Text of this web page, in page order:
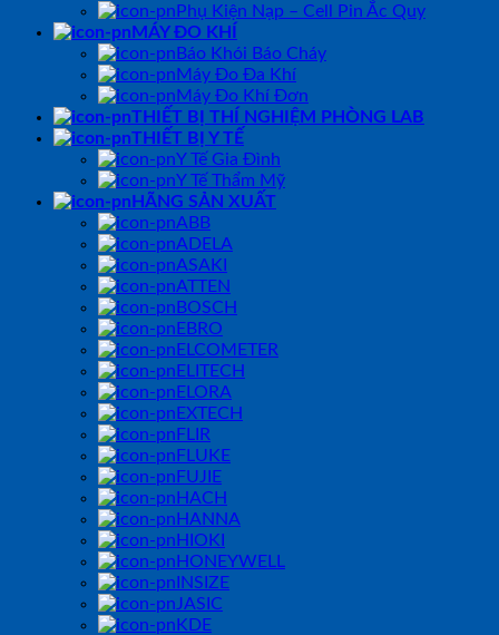
Phụ Kiện Nạp – Cell Pin Ắc Quy
MÁY ĐO KHÍ
Báo Khói Báo Cháy
Máy Đo Đa Khí
Máy Đo Khí Đơn
THIẾT BỊ THÍ NGHIỆM PHÒNG LAB
THIẾT BỊ Y TẾ
Y Tế Gia Đình
Y Tế Thẩm Mỹ
HÃNG SẢN XUẤT
ABB
ADELA
ASAKI
ATTEN
BOSCH
EBRO
ELCOMETER
ELITECH
ELORA
EXTECH
FLIR
FLUKE
FUJIE
HACH
HANNA
HIOKI
HONEYWELL
INSIZE
JASIC
KDE